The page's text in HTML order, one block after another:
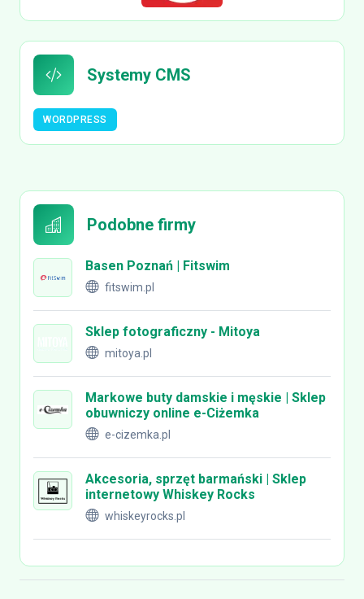
Systemy CMS
WORDPRESS
Podobne firmy
Basen Poznań | Fitswim
fitswim.pl
Sklep fotograficzny - Mitoya
mitoya.pl
Markowe buty damskie i męskie | Sklep
obuwniczy online e-Ciżemka
e-cizemka.pl
Akcesoria, sprzęt barmański | Sklep
internetowy Whiskey Rocks
whiskeyrocks.pl